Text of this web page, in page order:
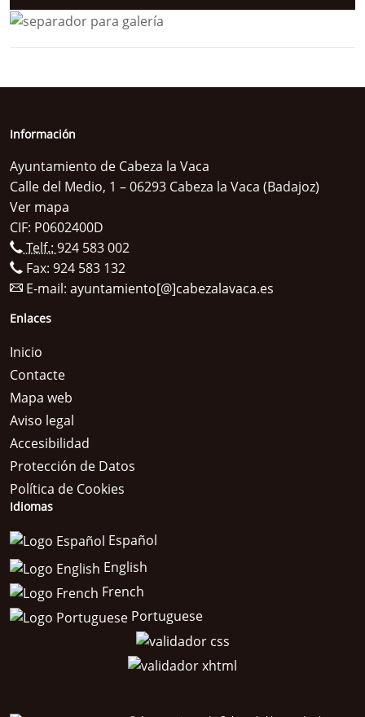
Información
Ayuntamiento de Cabeza la Vaca
Calle del Medio, 1 – 06293 Cabeza la Vaca (Badajoz)
Ver mapa
CIF: P0602400D
Telf.:924 583 002
Fax: 924 583 132
E-mail: ayuntamiento[@]cabezalavaca.es
Enlaces
Inicio
Contacte
Mapa web
Aviso legal
Accesibilidad
Protección de Datos
Política de Cookies
Idiomas
Español
English
French
Portuguese